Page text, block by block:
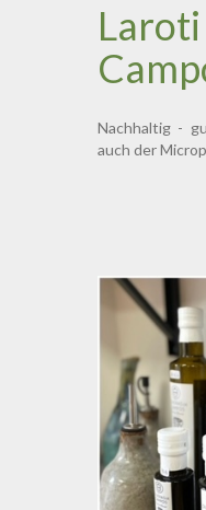
Nachhaltig -
auch der